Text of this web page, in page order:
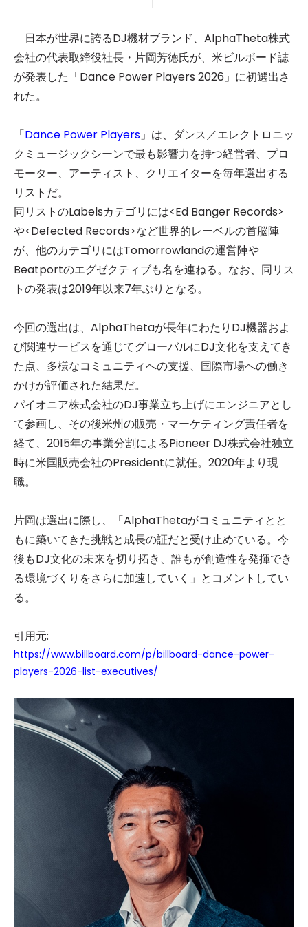
日本が世界に誇るDJ機材ブランド、AlphaTheta株式
会社の代表取締役社長・片岡芳徳氏が、米ビルボード誌
が発表した「Dance Power Players 2026」に初選出さ
れた。
「Dance Power Players」は、ダンス／エレクトロニッ
クミュージックシーンで最も影響力を持つ経営者、プロ
モーター、アーティスト、クリエイターを毎年選出する
リストだ。
同リストのLabelsカテゴリには<Ed Banger Records>
や<Defected Records>など世界的レーベルの首脳陣
が、他のカテゴリにはTomorrowlandの運営陣や
Beatportのエグゼクティブも名を連ねる。なお、同リス
トの発表は2019年以来7年ぶりとなる。
今回の選出は、AlphaThetaが長年にわたりDJ機器およ
び関連サービスを通じてグローバルにDJ文化を支えてき
た点、多様なコミュニティへの支援、国際市場への働き
かけが評価された結果だ。
パイオニア株式会社のDJ事業立ち上げにエンジニアとし
て参画し、その後米州の販売・マーケティング責任者を
経て、2015年の事業分割によるPioneer DJ株式会社独立
時に米国販売会社のPresidentに就任。2020年より現
職。
片岡は選出に際し、「AlphaThetaがコミュニティとと
もに築いてきた挑戦と成長の証だと受け止めている。今
後もDJ文化の未来を切り拓き、誰もが創造性を発揮でき
る環境づくりをさらに加速していく」とコメントしてい
る。
引用元:
https://www.billboard.com/p/billboard-dance-power-
players-2026-list-executives/